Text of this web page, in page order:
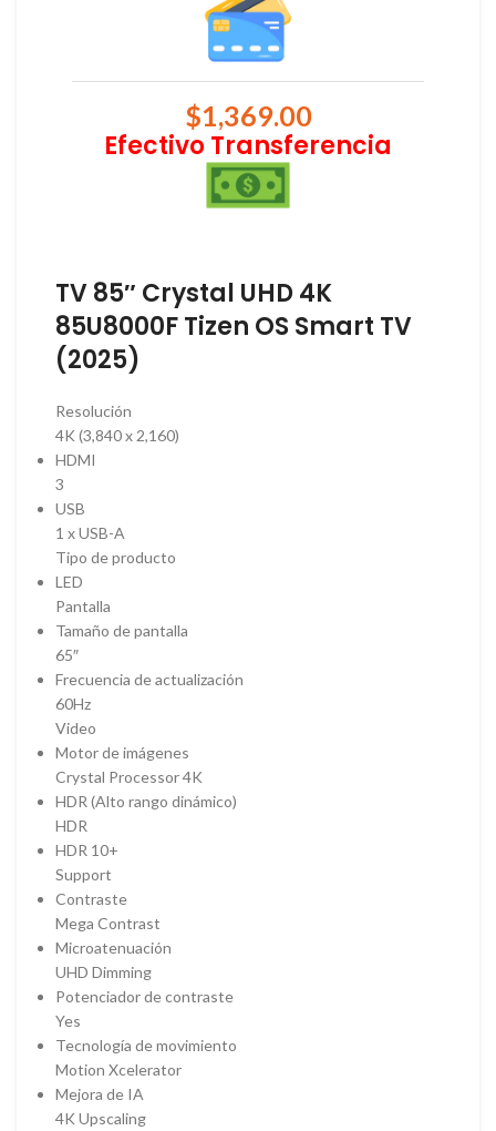
$1,369.00
Efectivo Transferencia
TV 85″ Crystal UHD 4K
85U8000F Tizen OS Smart TV
(2025)
Resolución
4K (3,840 x 2,160)
HDMI
3
USB
1 x USB-A
Tipo de producto
LED
Pantalla
Tamaño de pantalla
65″
Frecuencia de actualización
60Hz
Video
Motor de imágenes
Crystal Processor 4K
HDR (Alto rango dinámico)
HDR
HDR 10+
Support
Contraste
Mega Contrast
Microatenuación
UHD Dimming
Potenciador de contraste
Yes
Tecnología de movimiento
Motion Xcelerator
Mejora de IA
4K Upscaling